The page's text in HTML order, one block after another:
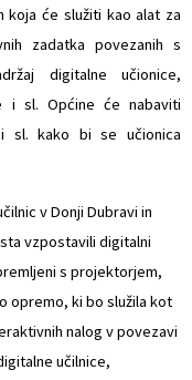
koja će služiti kao alat za
zadatka povezanih s
digitalne učionice,
i sl. Općine će nabaviti
sl. kako bi se učionica
v Donji Dubravi in
vzpostavili digitalni
s projektorjem,
opremo, ki bo služila kot
nalog v povezavi
učilnice,